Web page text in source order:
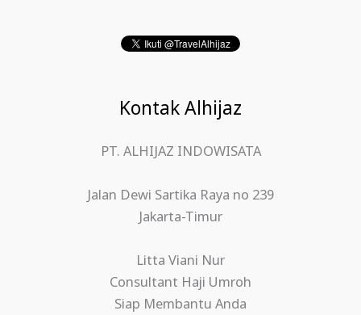
Kontak Alhijaz
PT. ALHIJAZ INDOWISATA
Jalan Dewi Sartika Raya no 239
Jakarta-Timur
Litta Viani Nur
Consultant Haji Umroh
Siap Membantu Anda